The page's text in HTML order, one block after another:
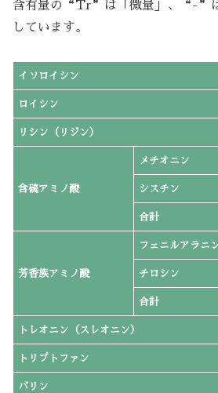
含有量の“Tr”は「微量」、“-”は
しています。
イソロイシン
ロイシン
リシン（リジン）
含硫アミノ酸
メチオニン
シスチン
合計
芳香族アミノ酸
フェニルアラニ
チロシン
合計
トレオニン（スレオニン）
トリプトファン
バリン